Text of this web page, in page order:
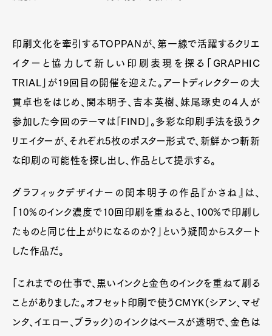
印刷文化を牽引するTOPPANが、第一線で活躍するクリエ
イターと協力して新しい印刷表現を探る「GRAPHIC
TRIAL」が19回目の開催を迎えた。アートディレクターの大
貫卓也をはじめ、関本明子、吉本英樹、妹尾琢史の４人が
参加した今回のテーマは「FIND」。多彩な印刷手法を扱うク
リエイターが、それぞれ5枚のポスター形式で、新鮮かつ斬新
な印刷の可能性を探し出し、作品として提示する。
グラフィックデザイナーの関本明子の作品『かさね』は、
「10%のインク濃度で10回印刷を重ねると、100%で印刷し
たものと同じ仕上がりになるのか？」という疑問からスタート
した作品だ。
「これまでの仕事で、黒いインクと金色のインクを重ねて刷る
ことがありました。オフセット印刷で使うCMYK（シアン、マゼ
ンタ、イエロー、ブラック）のインクはベースが透明で、金色は